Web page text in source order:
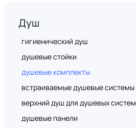
Душ
гигиенический душ
душевые стойки
душевые комплекты
встраиваемые душевые системы
верхний душ для душевых систем
душевые панели